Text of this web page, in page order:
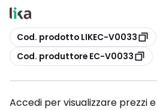
copia
Cod. prodotto LIKEC-V0033
copia
Cod. produttore EC-V0033
Accedi per visualizzare prezzi